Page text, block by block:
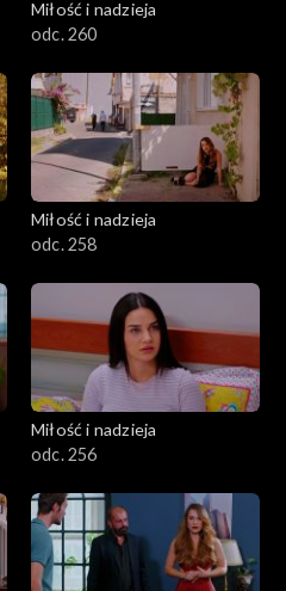
Miłość i nadzieja
odc. 260
Miłość i nadzieja
odc. 258
Miłość i nadzieja
odc. 256